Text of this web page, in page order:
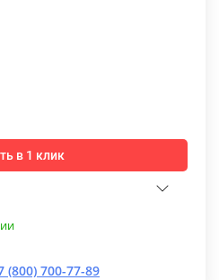
в 1 клик
(800) 700-77-89